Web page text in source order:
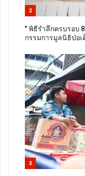
2
" พิธีรำลึกครบรอบ
กรรมการมูลนิธิป่อเ
3